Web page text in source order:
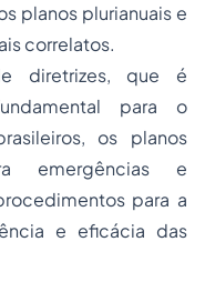
planos plurianuais e
correlatos.
diretrizes, que é
para o
os planos
emergências e
para a
e eficácia das